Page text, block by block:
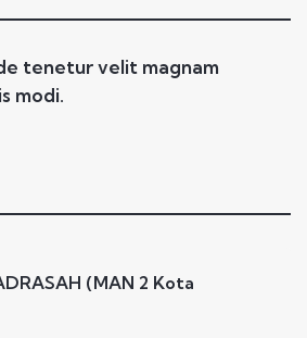
tenetur velit magnam
modi.
(MAN 2 Kota